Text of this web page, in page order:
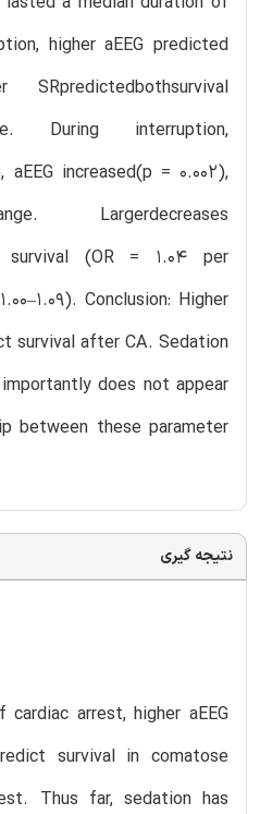
higher aEEG predicted
During interruption,
aEEG increased(p = 0.002),
Largerdecreases
survival (OR = 1.04 per
Conclusion: Higher
survival after CA. Sedation
does not appear
between these parameter
نتیجه گیری
arrest, higher aEEG
survival in comatose
Thus far, sedation has